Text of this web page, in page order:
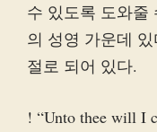
수 있도록 도와줄
의 성영 가운데
절로 되어 있다.
! “Unto thee will I